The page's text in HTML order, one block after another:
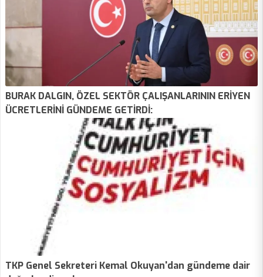
BURAK DALGIN, ÖZEL SEKTÖR ÇALIŞANLARININ ERİYEN
ÜCRETLERİNİ GÜNDEME GETİRDİ:
TKP Genel Sekreteri Kemal Okuyan'dan gündeme dair